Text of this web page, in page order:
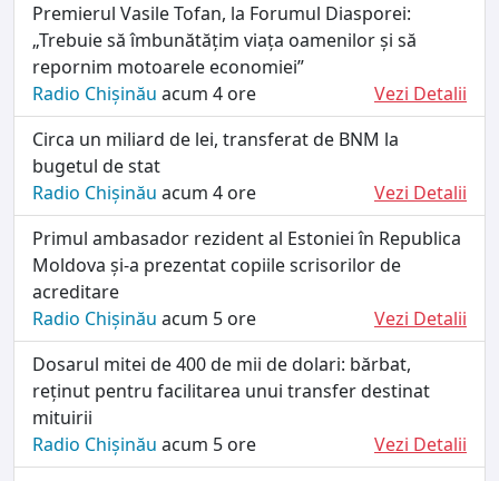
Premierul Vasile Tofan, la Forumul Diasporei:
„Trebuie să îmbunătățim viața oamenilor și să
repornim motoarele economiei”
Radio Chișinău acum 4 ore
Vezi Detalii
Circa un miliard de lei, transferat de BNM la
bugetul de stat
Radio Chișinău acum 4 ore
Vezi Detalii
Primul ambasador rezident al Estoniei în Republica
Moldova și-a prezentat copiile scrisorilor de
acreditare
Radio Chișinău acum 5 ore
Vezi Detalii
Dosarul mitei de 400 de mii de dolari: bărbat,
reținut pentru facilitarea unui transfer destinat
mituirii
Radio Chișinău acum 5 ore
Vezi Detalii